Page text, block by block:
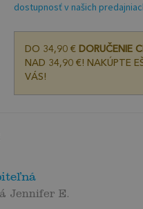
dostupnosť v našich
DO 34,90 € DORUČENIE
NAD 34,90 €! NAKÚPTE
VÁS!
Jennifer E.